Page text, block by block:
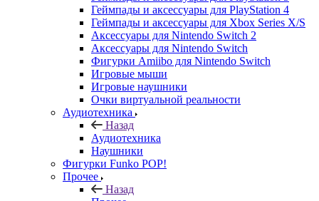
Геймпады и аксессуары для PlayStation 4
Геймпады и аксессуары для Xbox Series X/S
Аксессуары для Nintendo Switch 2
Аксессуары для Nintendo Switch
Фигурки Amiibo для Nintendo Switch
Игровые мыши
Игровые наушники
Очки виртуальной реальности
Аудиотехника
Назад
Аудиотехника
Наушники
Фигурки Funko POP!
Прочее
Назад